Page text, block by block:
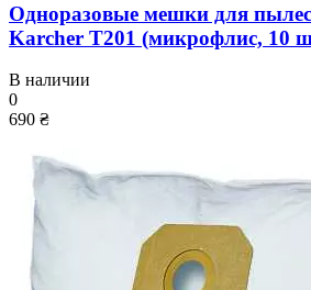
Одноразовые мешки для
Karcher T201 (микрофлис, 10
В наличии
0
690 ₴